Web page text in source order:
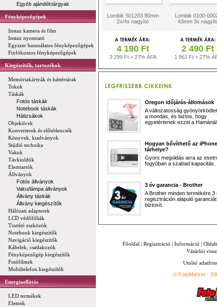
Egyéb ajándéktárgyak
Fényképezőgépek
Instax kamera és film
Instax nyomtató
Egyszer használatos fényképezőgépek
Fixfókuszos fényképezőgépek
Kiegészítők, tartozékok
Memóriakártyák és háttértárak
Tokok
Táskák
Fotós táskák
Notebook táskák
Hátizsákok
Objektívek
Konverterek és előtétlencsék
Könyvek, kiadványok
Stúdió technika
Vakuk
Távkioldók
Elemtartók
Állványok
Fotós állványok
Vaku/lámpa állványok
Állvány táskák
Állvány kiegészítők
Hálózati adapterek
LCD védőfóliák
Tisztító eszközök
Notebook kiegészítők
Navigáció kiegészítők
Kábelek, csatlakozók
Fényképezőgép kiegészítők
Fotófilmek
Mobiltelefon kiegészítők
Energiaellátás
LED termékek
Elemek
Lombik 501203 90mm
2x/4x nagyító
Lombik 0100-
43mm 3x
4 190 Ft
3 299 Ft + 27% ÁFA
2 490 Ft
1 961 Ft + 27%
Oregon időjárás-állomások
A változatosság
a mondás, és biztos, hogy
egyetértenek ezzel a
Hogyan bővíthető az iPhone
tárhelye?
Gyors megoldás arra az
fogyóban a szabad kapacitás.
3 év garancia - Brother
A Brother minden termékére 3
regisztráción alapuló garanciát
biztosít.
Főoldal | Regisztráció | Információ |
Vásárlói
Utolsó
© FotoMarket -